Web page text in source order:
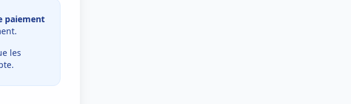
paiement
les